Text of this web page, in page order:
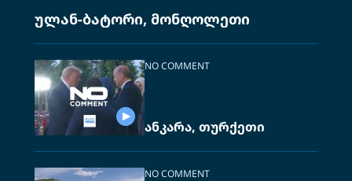
ულან-ბატორი, მონღოლეთი
NO COMMENT
ანკარა, თურქეთი
NO COMMENT